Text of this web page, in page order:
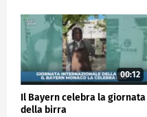
00:12
Il Bayern celebra la giornata
della birra